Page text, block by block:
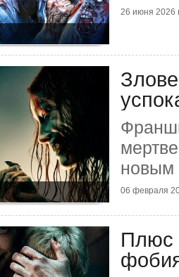
26 июня 2026
06 февраля
Плюс